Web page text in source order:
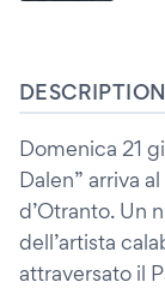
DESCRIPTION
Domenica 21
Dalen” arriva
d’Otranto. Un
dell’artista
attraversato il